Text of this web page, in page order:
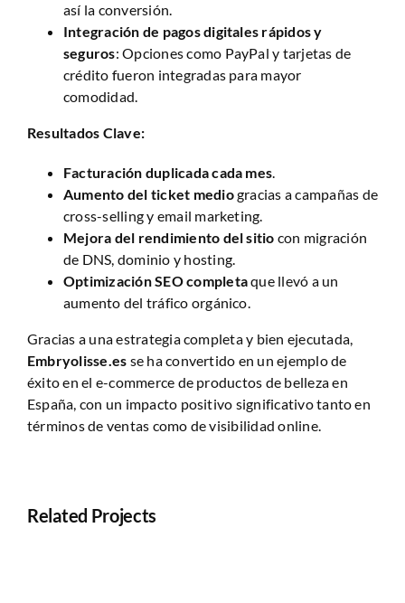
así la conversión.
Integración de pagos digitales rápidos y
seguros: Opciones como PayPal y tarjetas de
crédito fueron integradas para mayor
comodidad.
Resultados Clave:
Facturación duplicada cada mes.
Aumento del ticket mediogracias a campañas de
cross-selling y email marketing.
Mejora del rendimiento del sitio con migración
de DNS, dominio y hosting.
Optimización SEO completaque llevó a un
aumento del tráfico orgánico.
Gracias a una estrategia completa y bien ejecutada,
Embryolisse.es se ha convertido en un ejemplo de
éxito en el e-commerce de productos de belleza en
España, con un impacto positivo significativo tanto en
términos de ventas como de visibilidad online.
Related Projects